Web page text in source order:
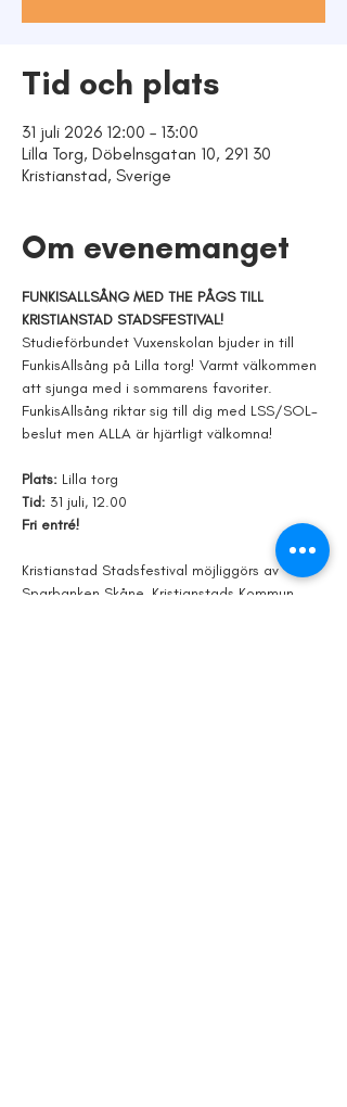
Tid och plats
31 juli 2026 12:00 – 13:00
Lilla Torg, Döbelnsgatan 10, 291 30
Kristianstad, Sverige
Om evenemanget
FUNKISALLSÅNG MED THE PÅGS TILL
KRISTIANSTAD STADSFESTIVAL!
Studieförbundet Vuxenskolan bjuder in till
FunkisAllsång på Lilla torg! Varmt välkommen
att sjunga med i sommarens favoriter.
FunkisAllsång riktar sig till dig med LSS/SOL-
beslut men ALLA är hjärtligt välkomna!
Plats: Lilla torg
Tid: 31 juli, 12.00
Fri entré!
Kristianstad Stadsfestival möjliggörs av
Sparbanken Skåne, Kristianstads Kommun,